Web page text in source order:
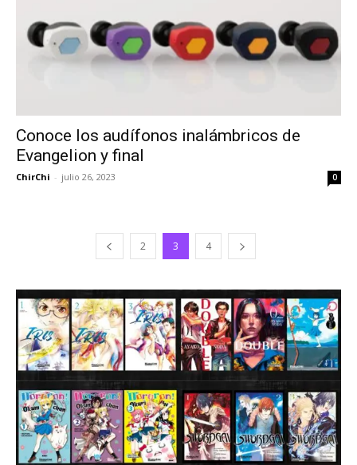
Conoce los audífonos inalámbricos de
Evangelion y final
ChirChi - julio 26, 2023 0
2 3 4